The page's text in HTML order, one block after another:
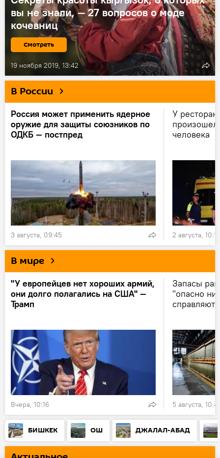
19 ноября 2019, 13:42
вы не знали, — 27 вопросов о моде
кочевниц
Смотреть
В России
3 августа, 09:45
Россия может применить ядерное
оружие для защиты союзников по
ОДКБ — постпред
2 августа, 10:12
У
человека
В мире
Вчера, 10:16
"У европейцев нет хороших армий,
они долго полагались на США" —
Трамп
5 августа,
Запасы
"опасно
БИШКЕК ОШ ДЖАЛАЛ-АБАД